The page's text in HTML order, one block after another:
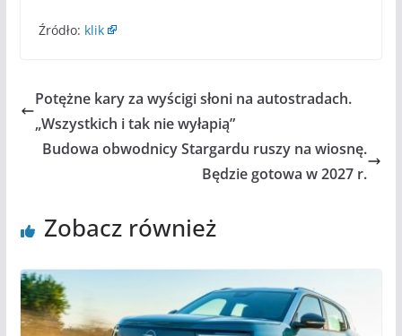
Źródło: klik
Potężne kary za wyścigi słoni na autostradach.
„Wszystkich i tak nie wyłapią”
Budowa obwodnicy Stargardu ruszy na wiosnę.
Będzie gotowa w 2027 r.
Zobacz również